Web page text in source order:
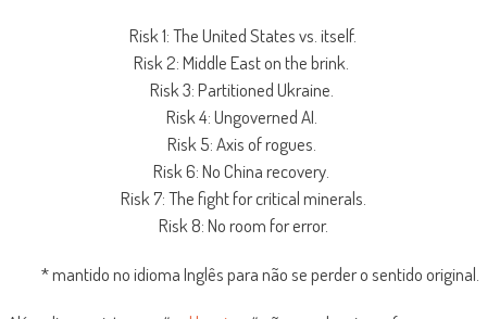
Risk 1: The United States vs. itself.
Risk 2: Middle East on the brink.
Risk 3: Partitioned Ukraine.
Risk 4: Ungoverned AI.
Risk 5: Axis of rogues.
Risk 6: No China recovery.
Risk 7: The fight for critical minerals.
Risk 8: No room for error.
* mantido no idioma Inglês para não se perder o sentido original.